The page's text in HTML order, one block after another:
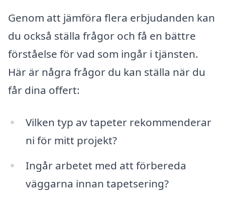
Genom att jämföra flera erbjudanden kan
du också ställa frågor och få en bättre
förståelse för vad som ingår i tjänsten.
Här är några frågor du kan ställa när du
får dina offert:
Vilken typ av tapeter rekommenderar
ni för mitt projekt?
Ingår arbetet med att förbereda
väggarna innan tapetsering?